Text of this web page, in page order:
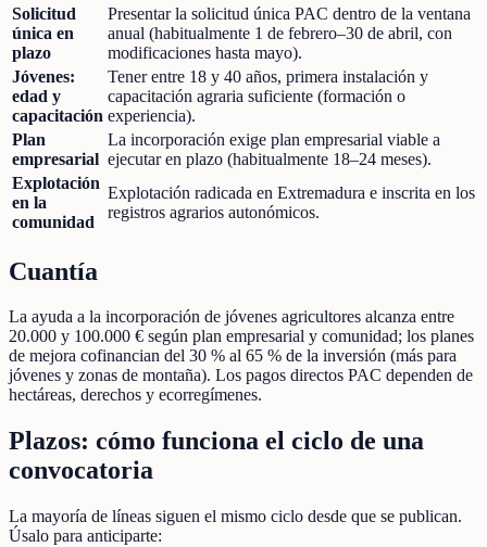
Solicitud
única en
plazo
Presentar la solicitud única PAC dentro de la ventana
anual (habitualmente 1 de febrero–30 de abril, con
modificaciones hasta mayo).
Jóvenes:
edad y
capacitación
Tener entre 18 y 40 años, primera instalación y
capacitación agraria suficiente (formación o
experiencia).
Plan
empresarial
La incorporación exige plan empresarial viable a
ejecutar en plazo (habitualmente 18–24 meses).
Explotación
en la
comunidad
Explotación radicada en Extremadura e inscrita en los
registros agrarios autonómicos.
Cuantía
La ayuda a la incorporación de jóvenes agricultores alcanza entre
20.000 y 100.000 € según plan empresarial y comunidad; los planes
de mejora cofinancian del 30 % al 65 % de la inversión (más para
jóvenes y zonas de montaña). Los pagos directos PAC dependen de
hectáreas, derechos y ecorregímenes.
Plazos: cómo funciona el ciclo de una
convocatoria
La mayoría de líneas siguen el mismo ciclo desde que se publican.
Úsalo para anticiparte: